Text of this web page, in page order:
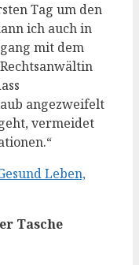
Tag um den
ich auch in
mit dem
angezweifelt
vermeidet
Leben,
Tasche